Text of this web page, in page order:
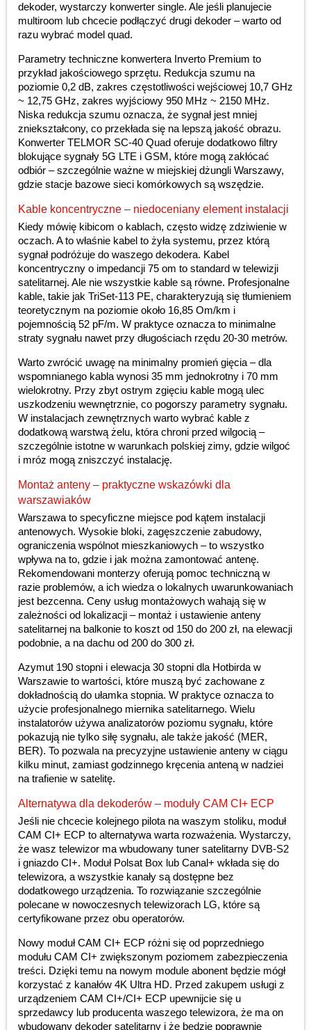
dekoder, wystarczy konwerter single. Ale jeśli planujecie
multiroom lub chcecie podłączyć drugi dekoder – warto od
razu wybrać model quad.
Parametry techniczne konwertera Inverto Premium to
przykład jakościowego sprzętu. Redukcja szumu na
poziomie 0,2 dB, zakres częstotliwości wejściowej 10,7 GHz
~ 12,75 GHz, zakres wyjściowy 950 MHz ~ 2150 MHz.
Niska redukcja szumu oznacza, że sygnał jest mniej
zniekształcony, co przekłada się na lepszą jakość obrazu.
Konwerter TELMOR SC-40 Quad oferuje dodatkowo filtry
blokujące sygnały 5G LTE i GSM, które mogą zakłócać
odbiór – szczególnie ważne w miejskiej dżungli Warszawy,
gdzie stacje bazowe sieci komórkowych są wszędzie.
Kable koncentryczne – niedoceniany element instalacji
Kiedy mówię kibicom o kablach, często widzę zdziwienie w
oczach. A to właśnie kabel to żyła systemu, przez którą
sygnał podróżuje do waszego dekodera. Kabel
koncentryczny o impedancji 75 om to standard w telewizji
satelitarnej. Ale nie wszystkie kable są równe. Profesjonalne
kable, takie jak TriSet-113 PE, charakteryzują się tłumieniem
teoretycznym na poziomie około 16,85 Om/km i
pojemnością 52 pF/m. W praktyce oznacza to minimalne
straty sygnału nawet przy długościach rzędu 20-30 metrów.
Warto zwrócić uwagę na minimalny promień gięcia – dla
wspomnianego kabla wynosi 35 mm jednokrotny i 70 mm
wielokrotny. Przy zbyt ostrym zgięciu kable mogą ulec
uszkodzeniu wewnętrznie, co pogorszy parametry sygnału.
W instalacjach zewnętrznych warto wybrać kable z
dodatkową warstwą żelu, która chroni przed wilgocią –
szczególnie istotne w warunkach polskiej zimy, gdzie wilgoć
i mróz mogą zniszczyć instalację.
Montaż anteny – praktyczne wskazówki dla
warszawiaków
Warszawa to specyficzne miejsce pod kątem instalacji
antenowych. Wysokie bloki, zagęszczenie zabudowy,
ograniczenia wspólnot mieszkaniowych – to wszystko
wpływa na to, gdzie i jak można zamontować antenę.
Rekomendowani monterzy oferują pomoc techniczną w
razie problemów, a ich wiedza o lokalnych uwarunkowaniach
jest bezcenna. Ceny usług montażowych wahają się w
zależności od lokalizacji – montaż i ustawienie anteny
satelitarnej na balkonie to koszt od 150 do 200 zł, na elewacji
podobnie, a na dachu od 200 do 300 zł.
Azymut 190 stopni i elewacja 30 stopni dla Hotbirda w
Warszawie to wartości, które muszą być zachowane z
dokładnością do ułamka stopnia. W praktyce oznacza to
użycie profesjonalnego miernika satelitarnego. Wielu
instalatorów używa analizatorów poziomu sygnału, które
pokazują nie tylko siłę sygnału, ale także jakość (MER,
BER). To pozwala na precyzyjne ustawienie anteny w ciągu
kilku minut, zamiast godzinnego kręcenia anteną w nadziei
na trafienie w satelitę.
Alternatywa dla dekoderów – moduły CAM CI+ ECP
Jeśli nie chcecie kolejnego pilota na waszym stoliku, moduł
CAM CI+ ECP to alternatywa warta rozważenia. Wystarczy,
że wasz telewizor ma wbudowany tuner satelitarny DVB-S2
i gniazdo CI+. Moduł Polsat Box lub Canal+ wkłada się do
telewizora, a wszystkie kanały są dostępne bez
dodatkowego urządzenia. To rozwiązanie szczególnie
polecane w nowoczesnych telewizorach LG, które są
certyfikowane przez obu operatorów.
Nowy moduł CAM CI+ ECP różni się od poprzedniego
modułu CAM CI+ zwiększonym poziomem zabezpieczenia
treści. Dzięki temu na nowym module abonent będzie mógł
korzystać z kanałów 4K Ultra HD. Przed zakupem usługi z
urządzeniem CAM CI+/CI+ ECP upewnijcie się u
sprzedawcy lub producenta waszego telewizora, że ma on
wbudowany dekoder satelitarny i że będzie poprawnie